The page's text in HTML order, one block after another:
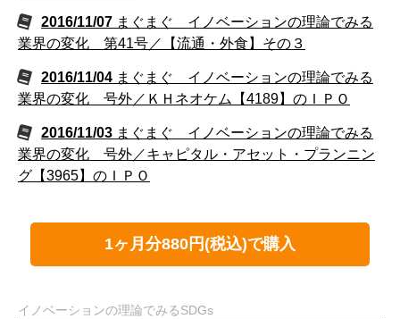
2016/11/07 まぐまぐ イノベーションの理論でみる
業界の変化 第41号／【流通・外食】その３
2016/11/04 まぐまぐ イノベーションの理論でみる
業界の変化 号外／ＫＨネオケム【4189】のＩＰＯ
2016/11/03 まぐまぐ イノベーションの理論でみる
業界の変化 号外／キャピタル・アセット・プランニン
グ【3965】のＩＰＯ
1ヶ月分880円(税込)で購入
イノベーションの理論でみるSDGs